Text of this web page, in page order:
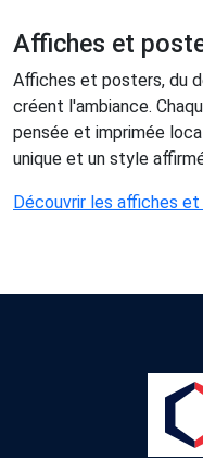
Affiches et
Affiches et posters, du
créent l'ambiance.
pensée et imprimée
unique et un style
Découvrir les affiches